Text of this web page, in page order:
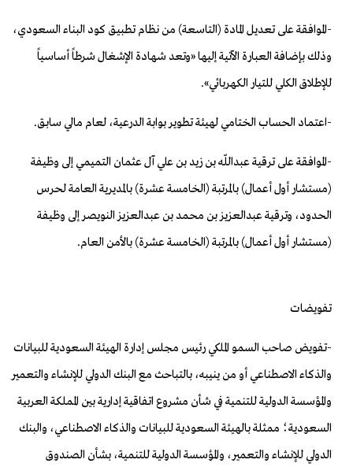
-الموافقة على تعديل المادة (التاسعة) من نظام تطبيق كود البناء السعودي،
وذلك بإضافة العبارة الآتية إليها «وتعد شهادة الإشغال شرطاً أساسياً
للإطلاق الكلي للتيار الكهربائي».
-اعتماد الحساب الختامي لهيئة تطوير بوابة الدرعية، لعام مالي سابق.
-الموافقة على ترقية عبداللّه بن زيد بن علي آل عثمان التميمي إلى وظيفة
(مستشار أول أعمال) بالمرتبة (الخامسة عشرة) بالمديرية العامة لحرس
الحدود، وترقية عبدالعزيز بن محمد بن عبدالعزيز النويصر إلى وظيفة
(مستشار أول أعمال) بالمرتبة (الخامسة عشرة) بالأمن العام.
تفويضات
-تفويض صاحب السمو الملكي رئيس مجلس إدارة الهيئة السعودية للبيانات
والذكاء الاصطناعي أو من ينيبه، بالتباحث مع البنك الدولي للإنشاء والتعمير
والمؤسسة الدولية للتنمية في شأن مشروع اتفاقية إدارية بين المملكة العربية
السعودية؛ ممثلة بالهيئة السعودية للبيانات والذكاء الاصطناعي، والبنك
الدولي للإنشاء والتعمير، والمؤسسة الدولية للتنمية، بشأن الصندوق